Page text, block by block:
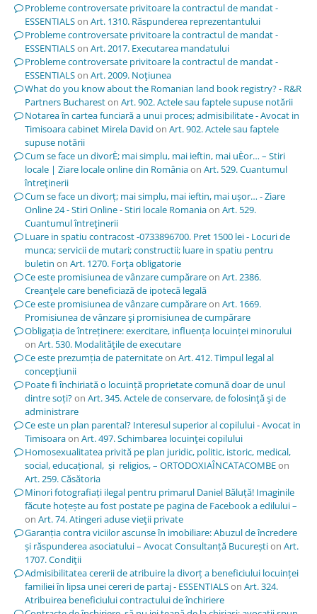
Probleme controversate privitoare la contractul de mandat -
ESSENTIALSon Art. 1310. Răspunderea reprezentantului
Probleme controversate privitoare la contractul de mandat -
ESSENTIALSon Art. 2017. Executarea mandatului
Probleme controversate privitoare la contractul de mandat -
ESSENTIALSon Art. 2009. Noţiunea
What do you know about the Romanian land book registry? - R&R
Partners Buchareston Art. 902. Actele sau faptele supuse notării
Notarea în cartea funciară a unui proces; admisibilitate - Avocat in
Timisoara cabinet Mirela David on Art. 902. Actele sau faptele
supuse notării
Cum se face un divorÈ; mai simplu, mai ieftin, mai uÈor… – Stiri
locale | Ziare locale online din Româniaon Art. 529. Cuantumul
întreţinerii
Cum se face un divorț; mai simplu, mai ieftin, mai ușor… - Ziare
Online 24 - Stiri Online - Stiri locale Romaniaon Art. 529.
Cuantumul întreţinerii
Luare in spatiu contracost -0733896700. Pret 1500 lei - Locuri de
munca; servicii de mutari; constructii; luare in spatiu pentru
buletin on Art. 1270. Forţa obligatorie
Ce este promisiunea de vânzare cumpărareon Art. 2386.
Creanţele care beneficiază de ipotecă legală
Ce este promisiunea de vânzare cumpărareon Art. 1669.
Promisiunea de vânzare şi promisiunea de cumpărare
Obligația de întreținere: exercitare, influența locuinței minorului
on Art. 530. Modalităţile de executare
Ce este prezumția de paternitateon Art. 412. Timpul legal al
concepţiunii
Poate fi închiriată o locuință proprietate comună doar de unul
dintre soți?on Art. 345. Actele de conservare, de folosinţă şi de
administrare
Ce este un plan parental? Interesul superior al copilului - Avocat in
Timisoaraon Art. 497. Schimbarea locuinţei copilului
Homosexualitatea privită pe plan juridic, politic, istoric, medical,
social, educațional, și religios, – ORTODOXIAÎNCATACOMBEon
Art. 259. Căsătoria
Minori fotografiați ilegal pentru primarul Daniel Băluță! Imaginile
făcute hoțește au fost postate pe pagina de Facebook a edilului –
on Art. 74. Atingeri aduse vieţii private
Garanția contra viciilor ascunse în imobiliare: Abuzul de încredere
și răspunderea asociatului – Avocat Consultanță Bucureștion Art.
1707. Condiţii
Admisibilitatea cererii de atribuire la divorț a beneficiului locuinței
familiei în lipsa unei cereri de partaj - ESSENTIALSon Art. 324.
Atribuirea beneficiului contractului de închiriere